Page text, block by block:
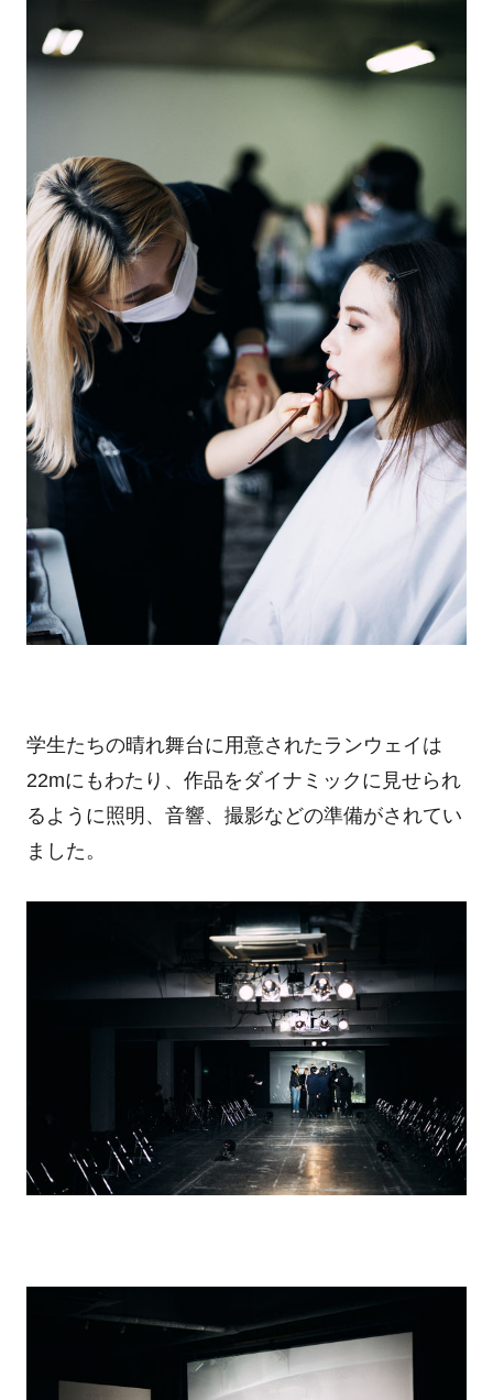
学生たちの晴れ舞台に用意されたランウェイは
22mにもわたり、作品をダイナミックに見せられ
るように照明、音響、撮影などの準備がされてい
ました。